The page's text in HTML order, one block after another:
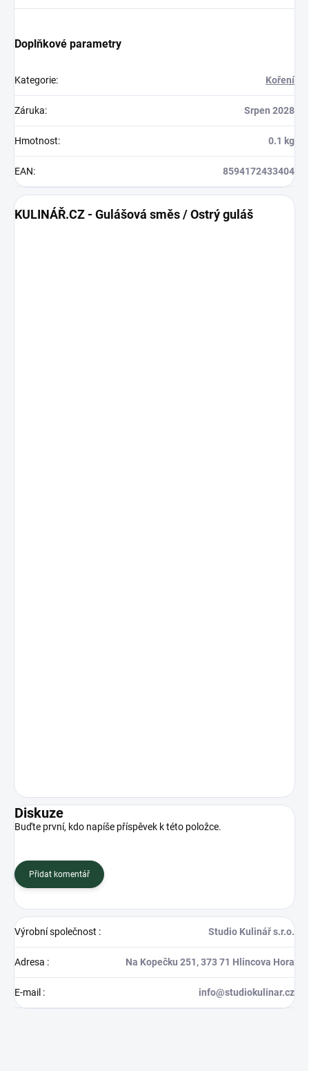
Doplňkové parametry
Kategorie: Koření
Záruka: Srpen 2028
Hmotnost: 0.1 kg
EAN: 8594172433404
KULINÁŘ.CZ - Gulášová směs / Ostrý guláš
Diskuze
Buďte první, kdo napíše příspěvek k této položce.
Přidat komentář
Výrobní společnost : Studio Kulinář s.r.o.
Adresa : Na Kopečku 251, 373 71 Hlincova Hora
E-mail : info@studiokulinar.cz